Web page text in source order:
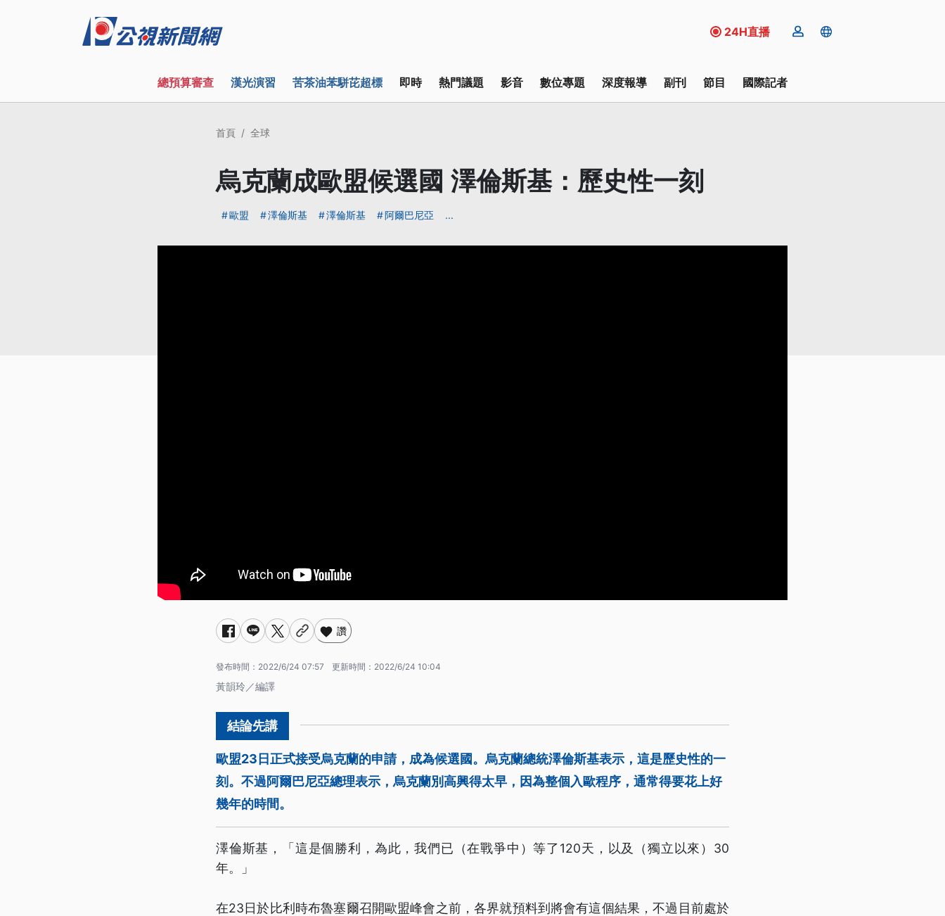
24H直播
總預算審查 漢光演習 苦茶油苯駢芘超標 即時 熱門議題 影音 數位專題 深度報導 副刊 節目 國際記者
首頁 全球
烏克蘭成歐盟候選國 澤倫斯基：歷史性一刻
歐盟 澤倫斯基 澤倫斯基 阿爾巴尼亞 ...
讚
發布時間： 2022/6/24 07:57 更新時間： 2022/6/24 10:04
黃韻玲／編譯
歐盟23日正式接受烏克蘭的申請，成為候選國。烏克蘭總統澤倫斯基表示，這是歷史性的一
刻。不過阿爾巴尼亞總理表示，烏克蘭別高興得太早，因為整個入歐程序，通常得要花上好
幾年的時間。
澤倫斯基，「這是個勝利，為此，我們已（在戰爭中）等了120天，以及（獨立以來）30
年。」
在23日於比利時布魯塞爾召開歐盟峰會之前，各界就預料到將會有這個結果，不過目前處於